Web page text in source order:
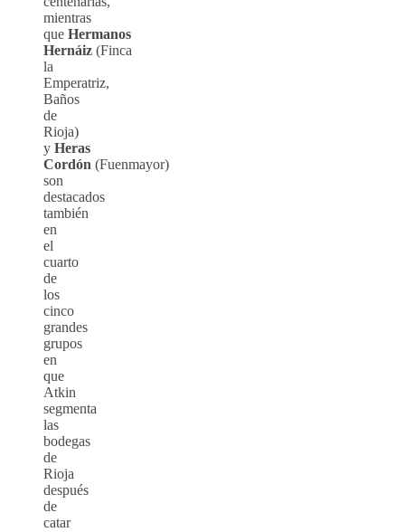
mientras
que Hermanos
Hernáiz (Finca
la
Emperatriz,
Baños
de
Rioja)
y Heras
Cordón (Fuenmayor)
son
destacados
también
en
el
cuarto
de
los
cinco
grandes
grupos
en
que
Atkin
segmenta
las
bodegas
de
Rioja
después
de
catar